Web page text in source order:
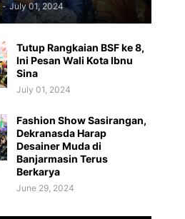
- July 01, 2024
Tutup Rangkaian BSF ke 8,
Ini Pesan Wali Kota Ibnu
Sina
July 01, 2024
Fashion Show Sasirangan,
Dekranasda Harap
Desainer Muda di
Banjarmasin Terus
Berkarya
June 29, 2024